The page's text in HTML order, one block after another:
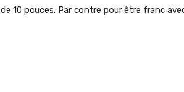
de 10 pouces. Par contre pour être franc